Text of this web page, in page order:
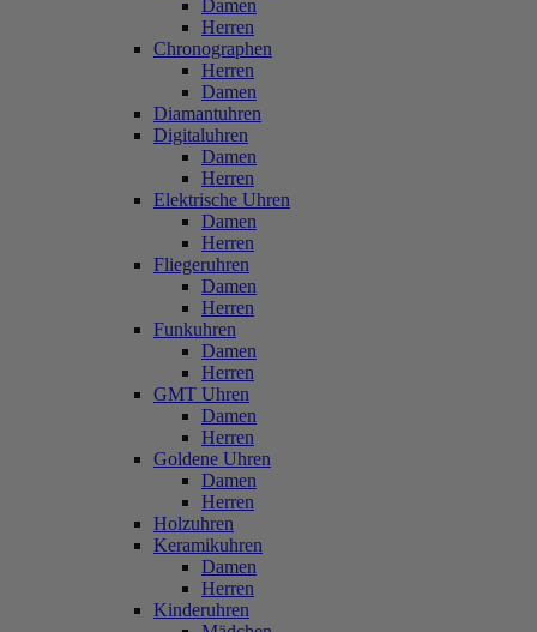
Damen
Herren
Chronographen
Herren
Damen
Diamantuhren
Digitaluhren
Damen
Herren
Elektrische Uhren
Damen
Herren
Fliegeruhren
Damen
Herren
Funkuhren
Damen
Herren
GMT Uhren
Damen
Herren
Goldene Uhren
Damen
Herren
Holzuhren
Keramikuhren
Damen
Herren
Kinderuhren